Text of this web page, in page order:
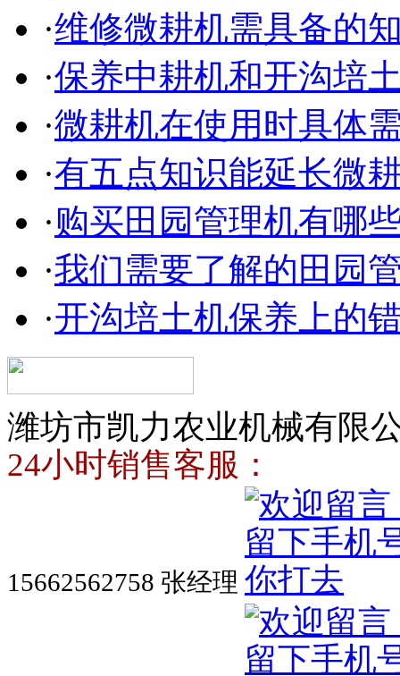
·维修微耕机需具备的
·保养中耕机和开沟培
·微耕机在使用时具体
·有五点知识能延长微
·购买田园管理机有哪
·我们需要了解的田园
·开沟培土机保养上的
潍坊市凯力农业机械有限
24小时销售客服：
15662562758 张经理